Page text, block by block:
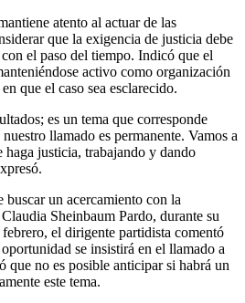
atento al actuar de las
que la exigencia de justicia debe
el paso del tiempo. Indicó que el
activo como organización
que el caso sea esclarecido.
es un tema que corresponde
llamado es permanente. Vamos a
haga justicia, trabajando y dando
un acercamiento con la
Sheinbaum Pardo, durante su
el dirigente partidista comentó
se insistirá en el llamado a
que no es posible anticipar si habrá un
este tema.